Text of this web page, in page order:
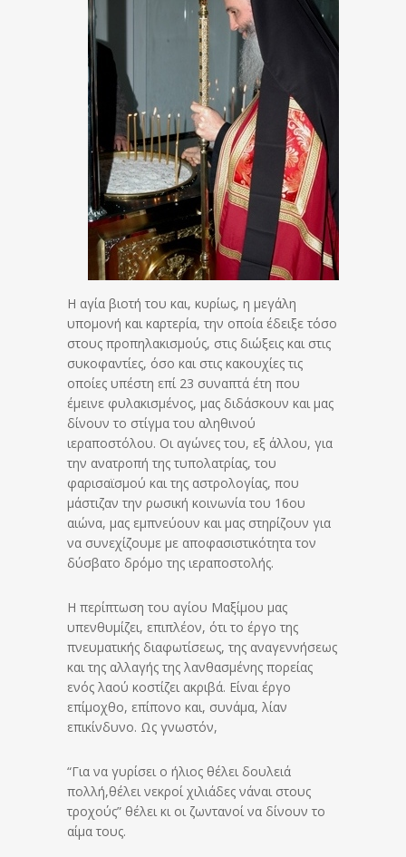
Η αγία βιοτή του και, κυρίως, η μεγάλη
υπομονή και καρτερία, την οποία έδειξε τόσο
στους προπηλακισμούς, στις διώξεις και στις
συκοφαντίες, όσο και στις κακουχίες τις
οποίες υπέστη επί 23 συναπτά έτη που
έμεινε φυλακισμένος, μας διδάσκουν και μας
δίνουν το στίγμα του αληθινού
ιεραποστόλου. Οι αγώνες του, εξ άλλου, για
την ανατροπή της τυπολατρίας, του
φαρισαϊσμού και της αστρολογίας, που
μάστιζαν την ρωσική κοινωνία του 16ου
αιώνα, μας εμπνεύουν και μας στηρίζουν για
να συνεχίζουμε με αποφασιστικότητα τον
δύσβατο δρόμο της ιεραποστολής.
Η περίπτωση του αγίου Μαξίμου μας
υπενθυμίζει, επιπλέον, ότι το έργο της
πνευματικής διαφωτίσεως, της αναγεννήσεως
και της αλλαγής της λανθασμένης πορείας
ενός λαού κοστίζει ακριβά. Είναι έργο
επίμοχθο, επίπονο και, συνάμα, λίαν
επικίνδυνο. Ως γνωστόν,
“Για να γυρίσει ο ήλιος θέλει δουλειά
πολλή,θέλει νεκροί χιλιάδες νάναι στους
τροχούς” θέλει κι οι ζωντανοί να δίνουν το
αίμα τους.